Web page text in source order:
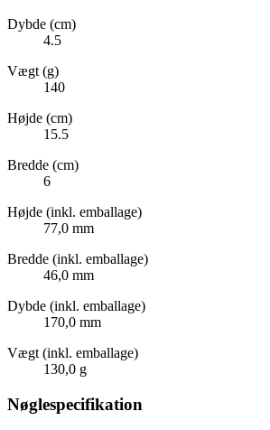
Dybde (cm)
4.5
Vægt (g)
140
Højde (cm)
15.5
Bredde (cm)
6
Højde (inkl. emballage)
77,0 mm
Bredde (inkl. emballage)
46,0 mm
Dybde (inkl. emballage)
170,0 mm
Vægt (inkl. emballage)
130,0 g
Nøglespecifikation